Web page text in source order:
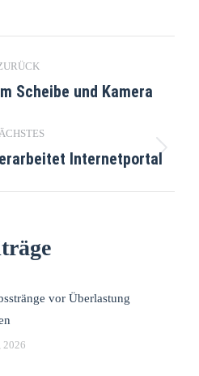
Scheibe und Kamera
Internetportal
vor Überlastung
2026